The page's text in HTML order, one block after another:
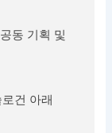
동 기획 및
건 아래